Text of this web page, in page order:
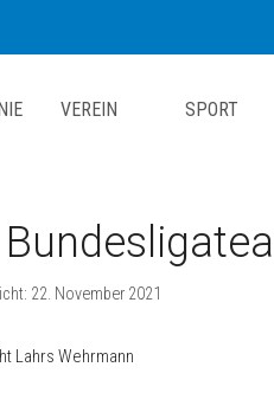
VEREIN SPORT
22. November 2021
Lahrs Wehrmann